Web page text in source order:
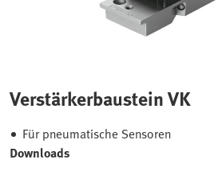
Verstärkerbaustein VK
Für pneumatische Sensoren
Downloads